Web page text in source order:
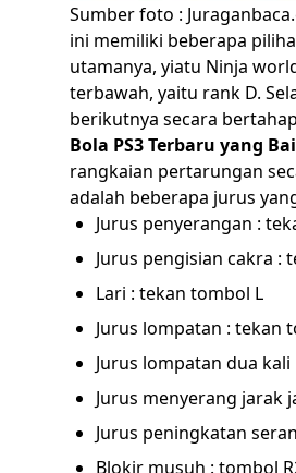
Sumber foto :
ini memiliki beberapa
utamanya, yiatu Ninja
terbawah, yaitu rank D.
berikutnya secara
Bola PS3 Terbaru yang
rangkaian pertarungan
adalah beberapa jurus
Jurus penyerangan :
Jurus pengisian cakra :
Lari : tekan tombol L
Jurus lompatan : tekan
Jurus lompatan dua
Jurus menyerang jarak
Jurus peningkatan
Blokir musuh : tombol